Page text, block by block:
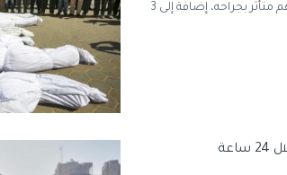
أعلنت وزارة الصحة الفلسطينية تسجيل 3 شهداء، أحدهم متأثر بجراحه، إضافة إلى 3